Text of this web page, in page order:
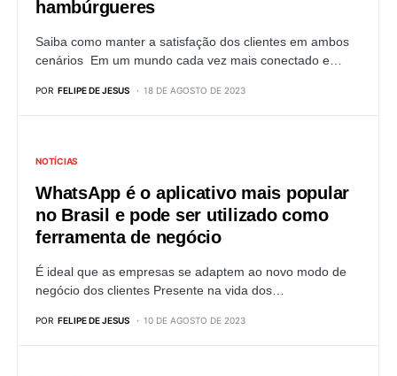
hambúrgueres
Saiba como manter a satisfação dos clientes em ambos
cenários Em um mundo cada vez mais conectado e…
POR FELIPE DE JESUS 18 DE AGOSTO DE 2023
NOTÍCIAS
WhatsApp é o aplicativo mais popular
no Brasil e pode ser utilizado como
ferramenta de negócio
É ideal que as empresas se adaptem ao novo modo de
negócio dos clientes Presente na vida dos…
POR FELIPE DE JESUS 10 DE AGOSTO DE 2023